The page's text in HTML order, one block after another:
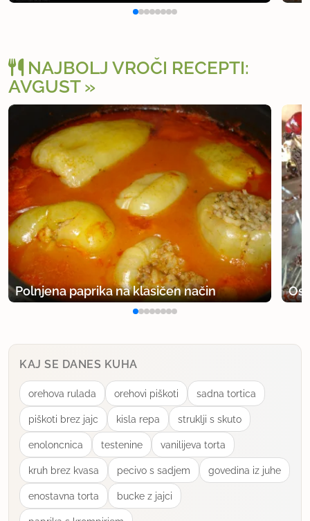
NAJBOLJ VROČI RECEPTI:
AVGUST
Polnjena paprika na klasičen način
KAJ SE DANES KUHA
orehova rulada orehovi piškoti sadna tortica
piškoti brez jajc kisla repa struklji s skuto
enoloncnica testenine vanilijeva torta
kruh brez kvasa pecivo s sadjem govedina iz juhe
enostavna torta bucke z jajci